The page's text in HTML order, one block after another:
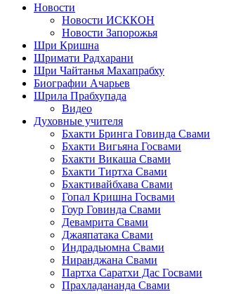
Новости
Новости ИСККОН
Новости Запорожья
Шри Кришна
Шримати Радхарани
Шри Чайтанья Махапрабху
Биографии Ачарьев
Шрила Прабхупада
Видео
Духовные учителя
Бхакти Бринга Говинда Свами
Бхакти Вигьяна Госвами
Бхакти Викаша Свами
Бхакти Тиртха Свами
Бхактивайбхава Свами
Гопал Кришна Госвами
Гоур Говинда Свами
Девамрита Свами
Джаяпатака Свами
Индрадьюмна Свами
Ниранджана Свами
Партха Саратхи Дас Госвами
Прахладананда Свами